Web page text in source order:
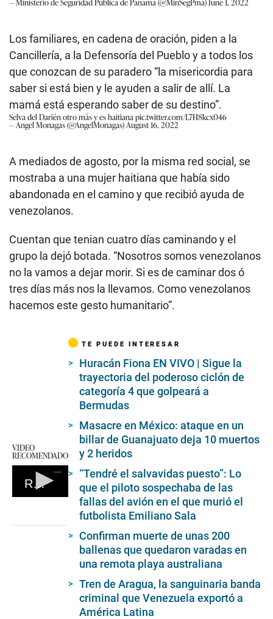
Los familiares, en cadena de oración, piden a la
Cancillería, a la Defensoría del Pueblo y a todos los
que conozcan de su paradero “la misericordia para
saber si está bien y le ayuden a salir de allí. La
mamá está esperando saber de su destino”.
Selva del Darién otro más y es haitianapic.twitter.com/L7H8kcx046
— Angel Monagas (@AngelMonagas)August 16, 2022
A mediados de agosto, por la misma red social, se
mostraba a una mujer haitiana que había sido
abandonada en el camino y que recibió ayuda de
venezolanos.
Cuentan que tenian cuatro días caminando y el
grupo la dejó botada. “Nosotros somos venezolanos
no la vamos a dejar morir. Si es de caminar dos ó
tres días más nos la llevamos. Como venezolanos
hacemos este gesto humanitario”.
VIDEO
RECOMENDADO
Reina Isabel II
TE PUEDE INTERESAR
Huracán Fiona EN VIVO | Sigue la
trayectoria del poderoso ciclón de
categoría 4 que golpeará a
Bermudas
Masacre en México: ataque en un
billar de Guanajuato deja 10 muertos
y 2 heridos
“Tendré el salvavidas puesto”: Lo
que el piloto sospechaba de las
fallas del avión en el que murió el
futbolista Emiliano Sala
Confirman muerte de unas 200
ballenas que quedaron varadas en
una remota playa australiana
Tren de Aragua, la sanguinaria banda
criminal que Venezuela exportó a
América Latina